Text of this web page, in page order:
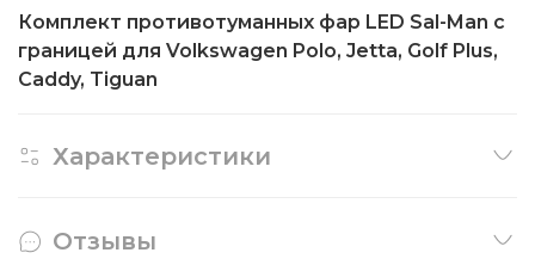
Комплект противотуманных фар LED Sal-Man с
границей для Volkswagen Polo, Jetta, Golf Plus,
Caddy, Tiguan
Характеристики
Отзывы